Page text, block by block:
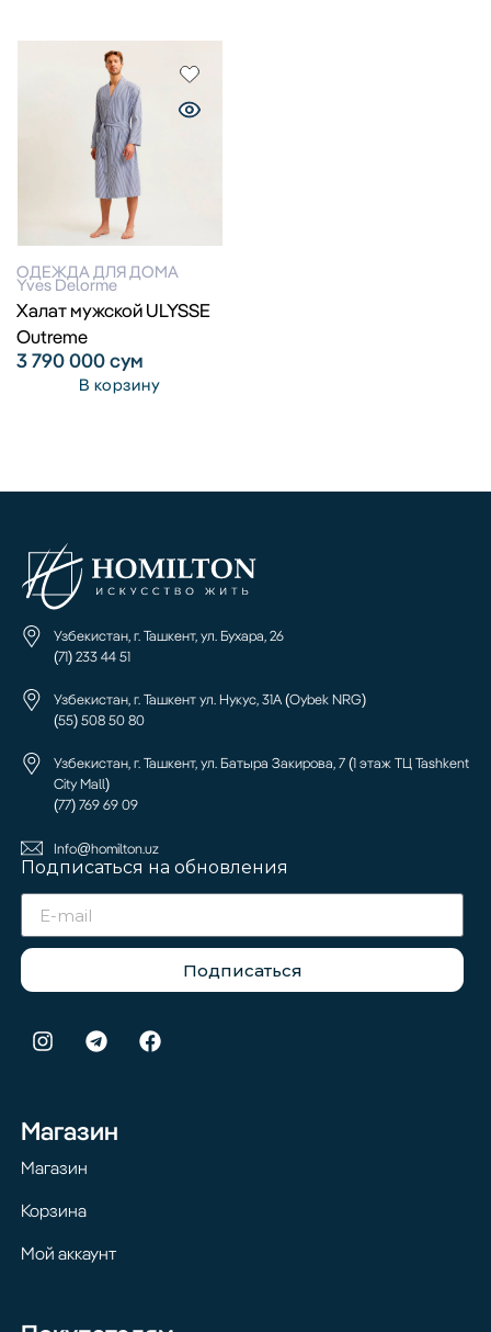
ОДЕЖДА ДЛЯ ДОМА
Yves Delorme
Халат мужской ULYSSE
Outreme
3 790 000сум
В корзину
Узбекистан, г. Ташкент, ул. Бухара, 26
(71) 233 44 51
Узбекистан, г. Ташкент ул. Нукус, 31А (Oybek NRG)
(55) 508 50 80
Узбекистан, г. Ташкент, ул. Батыра Закирова, 7 (1 этаж ТЦ Tashkent
City Mall)
(77) 769 69 09
Info@homilton.uz
Подписаться на обновления
Подписаться
Магазин
Магазин
Корзина
Мой аккаунт